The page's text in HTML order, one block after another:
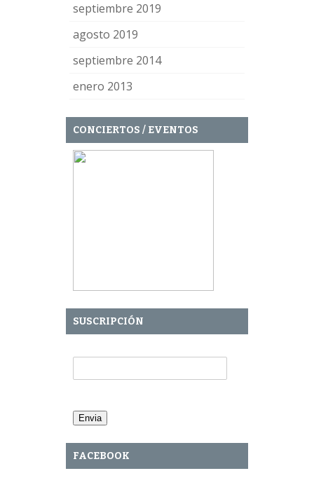
septiembre 2019
agosto 2019
septiembre 2014
enero 2013
CONCIERTOS / EVENTOS
SUSCRIPCIÓN
FACEBOOK